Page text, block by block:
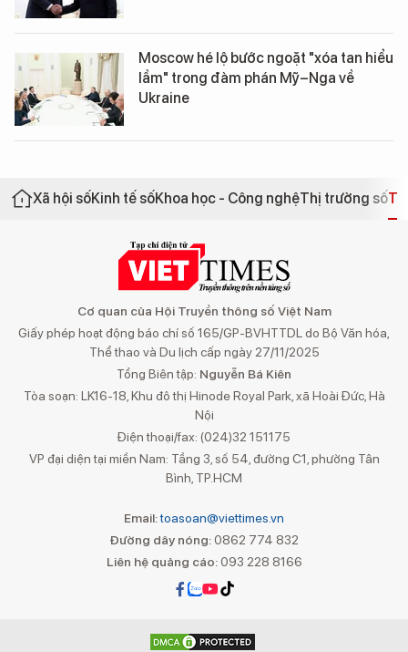
Moscow hé lộ bước ngoặt "xóa tan hiểu
lầm" trong đàm phán Mỹ–Nga về
Ukraine
Xã hội sốKinh tế sốKhoa học - Công nghệThị trường số
Cơ quan của Hội Truyền thông số Việt Nam
Giấy phép hoạt động báo chí số 165/GP-BVHTTDL do Bộ Văn hóa,
Thể thao và Du lịch cấp ngày 27/11/2025
Tổng Biên tập: Nguyễn Bá Kiên
Tòa soạn: LK16-18, Khu đô thị Hinode Royal Park, xã Hoài Đức, Hà
Nội
Điện thoại/fax: (024)32 151175
VP đại diện tại miền Nam: Tầng 3, số 54, đường C1, phường Tân
Bình, TP.HCM
Email:toasoan@viettimes.vn
Đường dây nóng: 0862 774 832
Liên hệ quảng cáo:093 228 8166